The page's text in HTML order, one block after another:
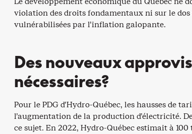
violation des droits fondamentaux ni sur le dos
vulnérabilisées par l’inflation galopante.
Des nouveaux
nécessaires?
Pour le PDG d’Hydro-Québec, les hausses de
l’augmentation de la production d’électricité.
ce sujet. En 2022, Hydro-Québec estimait à